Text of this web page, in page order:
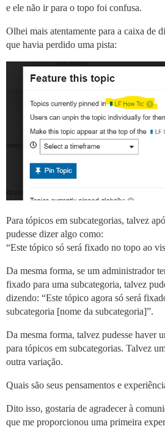
e ele não ir para o topo foi confusa.
Olhei mais atentamente para a caixa de
que havia perdido uma pista:
Para tópicos em subcategorias, talvez
pudesse dizer algo como:
“Este tópico só será fixado no topo ao
Da mesma forma, se um administrador
fixado para uma subcategoria, talvez
dizendo: “Este tópico agora só será
subcategoria [nome da subcategoria]”.
Da mesma forma, talvez pudesse haver
para tópicos em subcategorias. Talvez
outra variação.
Quais são seus pensamentos e
Dito isso, gostaria de agradecer à
que me proporcionou uma primeira